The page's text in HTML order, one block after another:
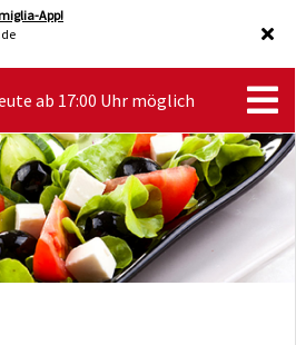
App!
ab 17:00 Uhr möglich